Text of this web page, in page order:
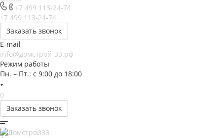
+7 499 113-24-74
+7 499 113-24-74
Заказать звонок
E-mail
info@домстрой-33.рф
Режим работы
Пн. – Пт.: с 9:00 до 18:00
0
Заказать звонок